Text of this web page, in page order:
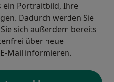
ein Portraitbild, Ihre
Dadurch werden Sie
sich außerdem bereits
über neue
Mail informieren.